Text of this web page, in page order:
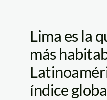
Lima es la
más
índice